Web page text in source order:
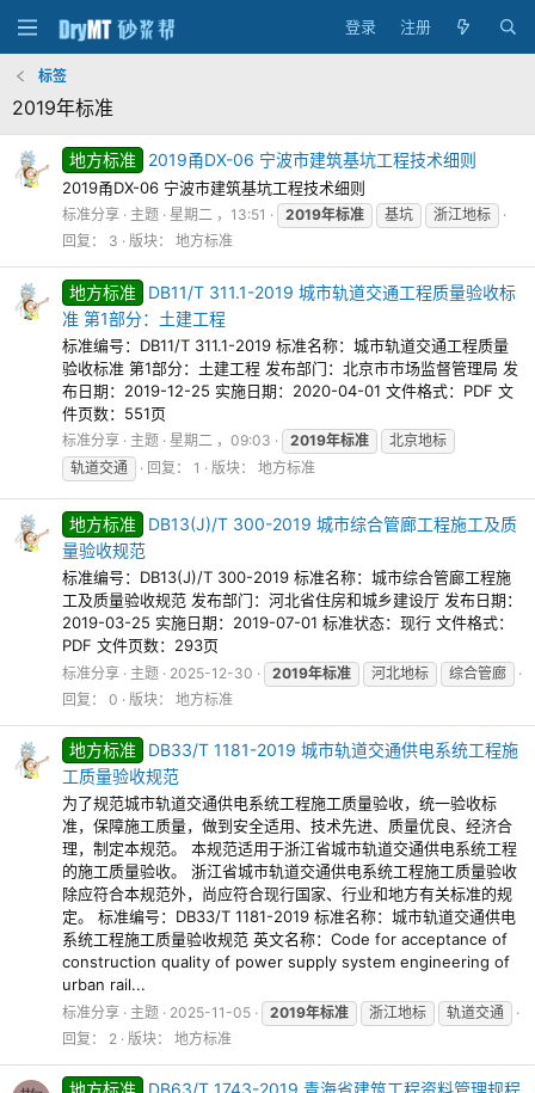
登录 注册
标签
2019年标准
地方标准 2019甬DX-06 宁波市建筑基坑工程技术细则
2019甬DX-06 宁波市建筑基坑工程技术细则
标准分享 主题 星期二 ，13:51 2019年标准 基坑
浙江地标
回复： 3
版块： 地方标准
地方标准
DB11/T 311.1-2019 城市轨道交通工程质量验收标
准 第1部分：土建工程
标准编号：DB11/T 311.1-2019 标准名称：城市轨道交通工程质量
验收标准 第1部分：土建工程 发布部门：北京市市场监督管理局 发
布日期：2019-12-25 实施日期：2020-04-01 文件格式：PDF 文
件页数：551页
标准分享 主题 星期二 ，09:03 2019年标准
北京地标
轨道交通
回复： 1 版块： 地方标准
地方标准
DB13(J)/T 300-2019 城市综合管廊工程施工及质
量验收规范
标准编号：DB13(J)/T 300-2019 标准名称：城市综合管廊工程施
工及质量验收规范 发布部门：河北省住房和城乡建设厅 发布日期：
2019-03-25 实施日期：2019-07-01 标准状态：现行 文件格式：
PDF 文件页数：293页
标准分享 主题 2025-12-30 2019年标准 河北地标
综合管廊
回复： 0
版块： 地方标准
地方标准
DB33/T 1181-2019 城市轨道交通供电系统工程施
工质量验收规范
为了规范城市轨道交通供电系统工程施工质量验收，统一验收标
准，保障施工质量，做到安全适用、技术先进、质量优良、经济合
理，制定本规范。 本规范适用于浙江省城市轨道交通供电系统工程
的施工质量验收。 浙江省城市轨道交通供电系统工程施工质量验收
除应符合本规范外，尚应符合现行国家、行业和地方有关标准的规
定。 标准编号：DB33/T 1181-2019 标准名称：城市轨道交通供电
系统工程施工质量验收规范 英文名称：Code for acceptance of
construction quality of power supply system engineering of
urban rail...
标准分享 主题 2025-11-05 2019年标准 浙江地标
轨道交通
回复： 2
版块： 地方标准